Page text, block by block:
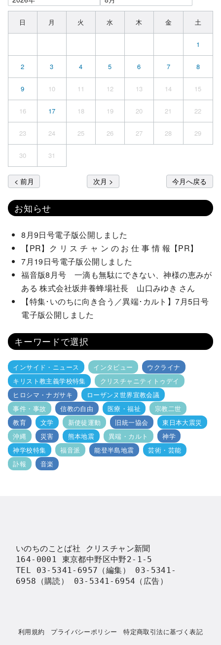
日 月 火 水 木 金 土
1
2 3 4 5 6 7 8
9 10 11 12 13 14 15
16 17 18 19 20 21 22
23 24 25 26 27 28 29
30 31
< 前月 次月 > 今月へ戻る
お知らせ
8月9日号電子版公開しました
【PR】ク リ ス チ ャ ン の お 仕 事 情 報【PR】
7月19日号電子版公開しました
福音版8月号 一滴も無駄にできない、神様の恵みが
ある 株式会社坂井養蜂場社長 山口みゆき さん
【特集･いのちに向き合う／異端･カルト】7月5日号
電子版公開しました
キーワードで選択
インサイド・ニュース インタビュー
ウクライナ
キリスト教主義学校特集
クリスチャニティトゥデイ
ヒロシマ・ナガサキ
ローザンヌ世界宣教会議
事件・事故
信教の自由 医療・福祉
宗教二世
教育
文学 新使徒運動 旧統一協会
東日本大震災
沖縄
災害 熊本地震 異端・カルト
神学
神学校特集
福音派 能登半島地震
芸術・芸能
訃報
音楽
いのちのことば社 クリスチャン新聞
164-0001 東京都中野区中野2-1-5
TEL 03-5341-6957（編集） 03-5341-
6958（購読） 03-5341-6954（広告）
利用規約 プライバシーポリシー
特定商取引法に基づく表記